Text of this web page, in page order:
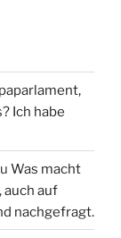
Ich habe
Was macht
auch auf
nachgefragt.